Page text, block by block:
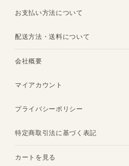
お支払い方法について
配送方法・送料について
会社概要
マイアカウント
プライバシーポリシー
特定商取引法に基づく表記
カートを見る